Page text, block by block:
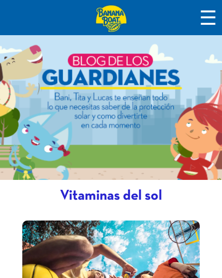
☰
Vitaminas del sol